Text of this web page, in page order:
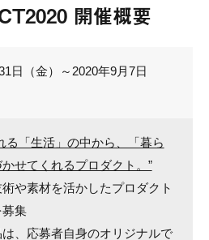
開催概要
日（金）～2020年9月7日
る「生活」の中から、「暮ら
せてくれるプロダクト。”
や素材を活かしたプロダクト
集
、応募者自身のオリジナルで